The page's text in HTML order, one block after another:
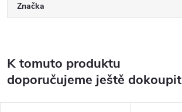
Značka
K tomuto produktu
doporučujeme ještě dokoupit